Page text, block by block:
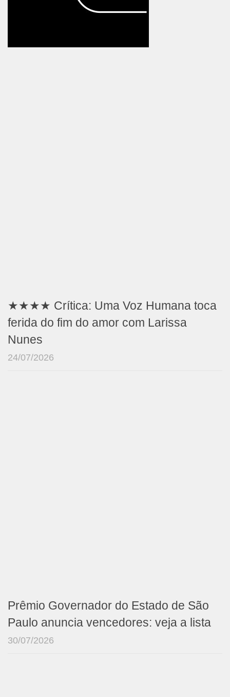
★★★★ Crítica: Uma Voz Humana toca
ferida do fim do amor com Larissa
Nunes
24/07/2026
Prêmio Governador do Estado de São
Paulo anuncia vencedores: veja a lista
30/07/2026